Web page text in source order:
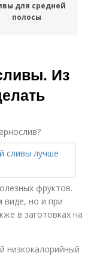
для средней
полосы
Из
фруктов.
виде, но и при
в заготовках на
низкокалорийный